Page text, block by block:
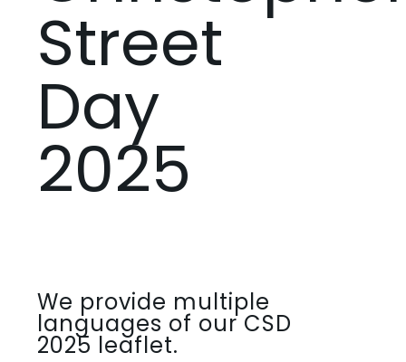
Street
Day
2025
We provide multiple
languages of our CSD
2025 leaflet.